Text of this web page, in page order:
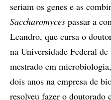
seriam os genes e as
Saccharomyces passar a
Leandro, que cursa o
na Universidade Federal
mestrado em
dois anos na empresa de
resolveu fazer o doutorado